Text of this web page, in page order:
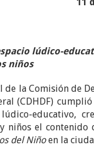
lúdico-
niños
de la Comisión de
(CDHDF)
educativo,
niños el contenido
del Niñoen la